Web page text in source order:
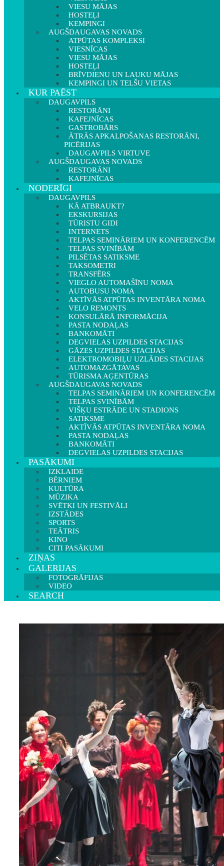
VIESU MĀJAS
HOSTEĻI
KEMPINGI
AUGŠDAUGAVAS NOVADS
ATPŪTAS KOMPLEKSI
VIESNĪCAS
VIESU MĀJAS
HOSTEĻI
BRĪVDIENU UN LAUKU MĀJAS
KEMPINGI UN TELŠU VIETAS
KUR PAĒST
DAUGAVPILS
RESTORĀNI
KAFEJNĪCAS
GASTROBĀRS
ĀTRĀS APKALPOŠANAS RESTORĀNI,
PICĒRIJAS
DAUGAVPILS VIRTUVE
AUGŠDAUGAVAS NOVADS
RESTORĀNI
KAFEJNĪCAS
NODERĪGI
DAUGAVPILS
KĀ ATBRAUKT?
EKSKURSIJAS
TŪRISTU GIDI
INTERNETS
TELPAS SEMINĀRIEM UN KONFERENCĒM
TELPAS SVINĪBĀM
PILSĒTAS SATIKSME
TAKSOMETRI
TRANSFĒRS
VIEGLO AUTOMAŠĪNU NOMA
AUTOBUSU NOMA
AKTĪVĀS ATPŪTAS INVENTĀRA NOMA
VELO REMONTS
KONSULĀRĀ INFORMĀCIJA
PASTA NODAĻAS
BANKOMĀTI
DEGVIELAS UZPILDES STACIJAS
GĀZES UZPILDES STACIJAS
ELEKTROMOBIĻU UZLĀDES STACIJAS
AUTOMAZGĀTAVAS
TŪRISMA AĢENTŪRAS
AUGŠDAUGAVAS NOVADS
TELPAS SEMINĀRIEM UN KONFERENCĒM
TELPAS SVINĪBĀM
VIŠĶU ESTRĀDE UN STADIONS
SATIKSME
AKTĪVĀS ATPŪTAS INVENTĀRA NOMA
PASTA NODAĻAS
BANKOMĀTI
DEGVIELAS UZPILDES STACIJAS
PASĀKUMI
IZKLAIDE
BĒRNIEM
KULTŪRA
MŪZIKA
SVĒTKI UN FESTIVĀLI
IZSTĀDES
SPORTS
TEĀTRIS
KINO
CITI PASĀKUMI
ZIŅAS
GALERIJAS
FOTOGRĀFIJAS
VIDEO
SEARCH